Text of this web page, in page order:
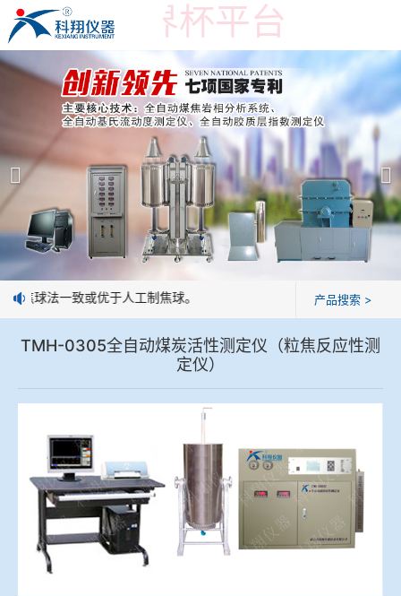
在线买世界杯平台
在线买世界杯平台
产品展示 ＞
焦炭高温性能检测系统
焦化行业检测及优化配煤设备
球团矿/烧结矿/块矿高温冶金性能检测系统
烧结/球团优化配矿研究设备
冶金渣、保护渣等高温物性检测设备
冶金石灰活性度测定仪
矿石、焦炭物理检测及制样设备
工业分析、测硫仪等
公司简介
在线买世界杯平台
企业业绩
技术交流
视频观赏
标准下载
企业荣誉
在线买世界杯平台
焦球法一致或优于人工制焦球。 产品搜索 >
TMH-0305全自动煤炭活性测定仪（粒焦反应性测
定仪）